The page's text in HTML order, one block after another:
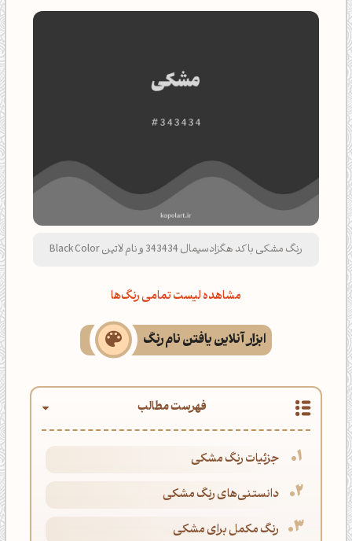
رنگ مشکی با کد هگزادسیمال 343434 و نام لاتین Black Color
مشاهده لیست تمامی رنگ‌ها
ابزار آنلاین یافتن نام رنگ
فهرست مطالب
جزئیات رنگ مشکی
دانستنی‌های رنگ مشکی
رنگ مکمل برای مشکی